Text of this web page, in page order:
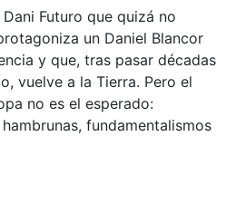
Futuro que quizá no
un Daniel Blancor
y que, tras pasar décadas
vuelve a la Tierra. Pero el
no es el esperado:
fundamentalismos